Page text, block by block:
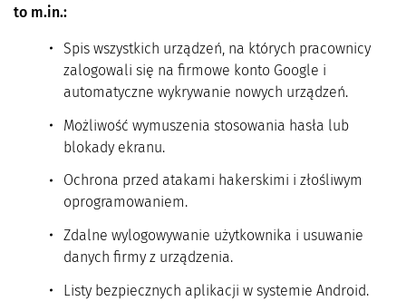
to m.in.:
Spis wszystkich urządzeń, na których pracownicy
zalogowali się na firmowe konto Google i
automatyczne wykrywanie nowych urządzeń.
Możliwość wymuszenia stosowania hasła lub
blokady ekranu.
Ochrona przed atakami hakerskimi i złośliwym
oprogramowaniem.
Zdalne wylogowywanie użytkownika i usuwanie
danych firmy z urządzenia.
Listy bezpiecznych aplikacji w systemie Android.